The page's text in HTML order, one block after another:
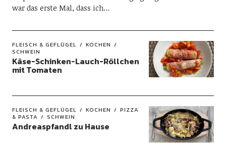
war das erste Mal, dass ich…
FLEISCH & GEFLÜGEL
KOCHEN
SCHWEIN
Käse-Schinken-Lauch-Röllchen
mit Tomaten
FLEISCH & GEFLÜGEL KOCHEN
PIZZA
& PASTA
SCHWEIN
Andreaspfandl zu Hause